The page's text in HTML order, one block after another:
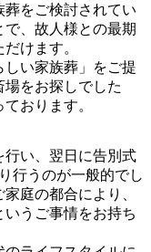
をご検討されてい
、故人様との最期
けます。
い家族葬」をご提
をお探しでした
おります。
行い、翌日に告別式
行うのが一般的でし
庭の都合により、
うご事情をお持ち